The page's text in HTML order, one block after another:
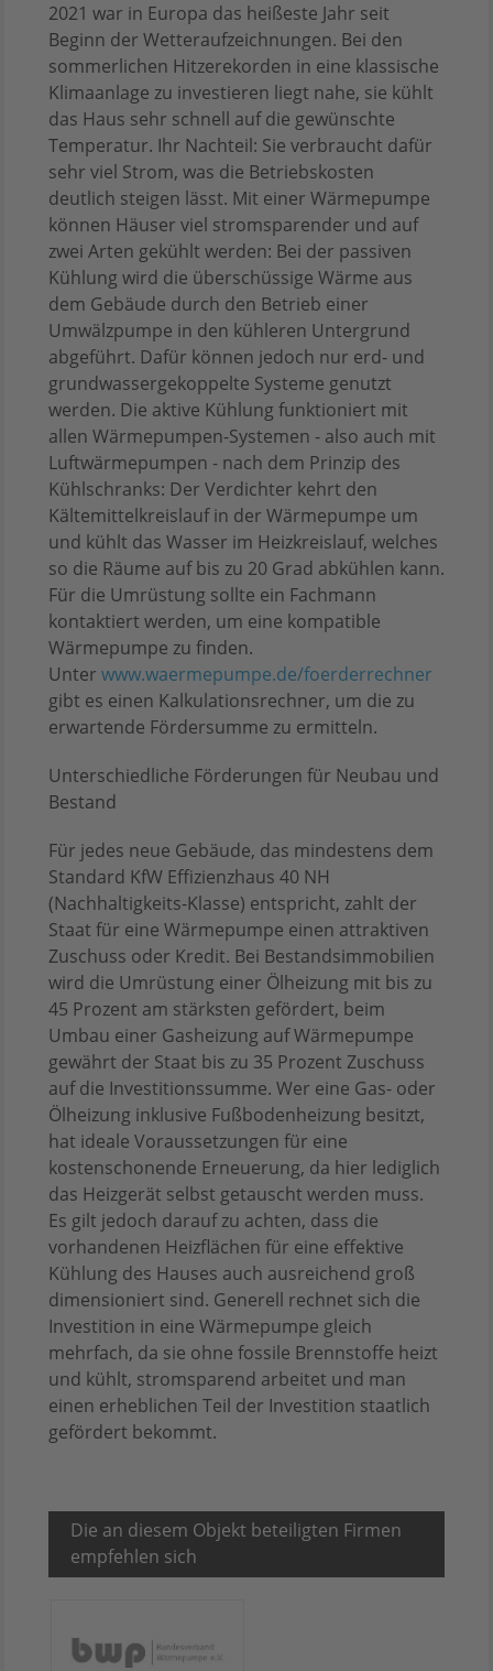
2021 war in Europa das heißeste Jahr seit
Beginn der Wetteraufzeichnungen. Bei den
sommerlichen Hitzerekorden in eine klassische
Klimaanlage zu investieren liegt nahe, sie kühlt
das Haus sehr schnell auf die gewünschte
Temperatur. Ihr Nachteil: Sie verbraucht dafür
sehr viel Strom, was die Betriebskosten
deutlich steigen lässt. Mit einer Wärmepumpe
können Häuser viel stromsparender und auf
zwei Arten gekühlt werden: Bei der passiven
Kühlung wird die überschüssige Wärme aus
dem Gebäude durch den Betrieb einer
Umwälzpumpe in den kühleren Untergrund
abgeführt. Dafür können jedoch nur erd- und
grundwassergekoppelte Systeme genutzt
werden. Die aktive Kühlung funktioniert mit
allen Wärmepumpen-Systemen - also auch mit
Luftwärmepumpen - nach dem Prinzip des
Kühlschranks: Der Verdichter kehrt den
Kältemittelkreislauf in der Wärmepumpe um
und kühlt das Wasser im Heizkreislauf, welches
so die Räume auf bis zu 20 Grad abkühlen kann.
Für die Umrüstung sollte ein Fachmann
kontaktiert werden, um eine kompatible
Wärmepumpe zu finden.
Unter www.waermepumpe.de/foerderrechner
gibt es einen Kalkulationsrechner, um die zu
erwartende Fördersumme zu ermitteln.
Unterschiedliche Förderungen für Neubau und
Bestand
Für jedes neue Gebäude, das mindestens dem
Standard KfW Effizienzhaus 40 NH
(Nachhaltigkeits-Klasse) entspricht, zahlt der
Staat für eine Wärmepumpe einen attraktiven
Zuschuss oder Kredit. Bei Bestandsimmobilien
wird die Umrüstung einer Ölheizung mit bis zu
45 Prozent am stärksten gefördert, beim
Umbau einer Gasheizung auf Wärmepumpe
gewährt der Staat bis zu 35 Prozent Zuschuss
auf die Investitionssumme. Wer eine Gas- oder
Ölheizung inklusive Fußbodenheizung besitzt,
hat ideale Voraussetzungen für eine
kostenschonende Erneuerung, da hier lediglich
das Heizgerät selbst getauscht werden muss.
Es gilt jedoch darauf zu achten, dass die
vorhandenen Heizflächen für eine effektive
Kühlung des Hauses auch ausreichend groß
dimensioniert sind. Generell rechnet sich die
Investition in eine Wärmepumpe gleich
mehrfach, da sie ohne fossile Brennstoffe heizt
und kühlt, stromsparend arbeitet und man
einen erheblichen Teil der Investition staatlich
gefördert bekommt.
Die an diesem Objekt beteiligten Firmen
empfehlen sich